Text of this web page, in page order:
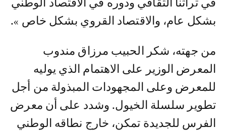
في تراثنا الثقافي ودوره في الاقتصاد الوطني
بشكل عام، والاقتصاد القروي بشكل خاص ».
من جهته، شكر الحبيب مرزاق مندوب
المعرض الوزير على الاهتمام الذي يوليه
للمعرض وعلى المجهودات المبذولة من أجل
تطوير سلسلة الخيول. وشدد على أن معرض
الفرس للجديدة تمكن، خارج نطاقه الوطني